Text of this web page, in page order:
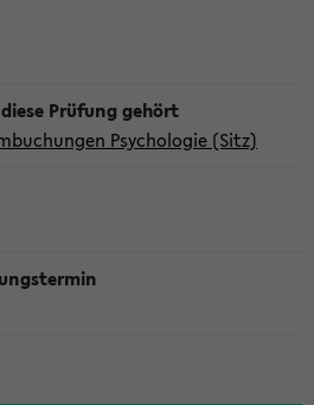
Psychologie (Sitz)